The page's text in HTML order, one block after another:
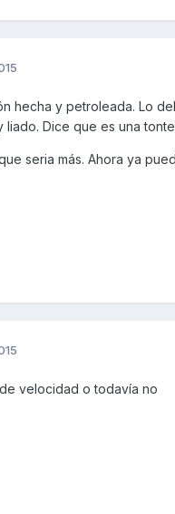
hecha y petroleada. Lo
Dice que es una
seria más. Ahora ya
velocidad o todavía no